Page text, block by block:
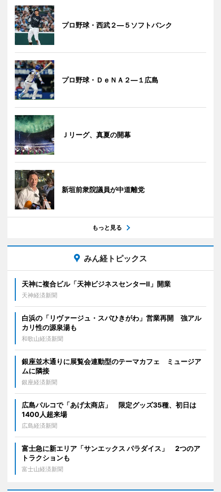
プロ野球・西武２―５ソフトバンク
プロ野球・ＤｅＮＡ２―１広島
Ｊリーグ、真夏の開幕
新垣前衆院議員が中道離党
もっと見る
みん経トピックス
天神に複合ビル「天神ビジネスセンターII」開業
天神経済新聞
白浜の「リヴァージュ・スパひきがわ」営業再開 強アル
カリ性の源泉湯も
和歌山経済新聞
銀座並木通りに展覧会連動型のテーマカフェ ミュージア
ムに隣接
銀座経済新聞
広島パルコで「あげ太商店」 限定グッズ35種、初日は
1400人超来場
広島経済新聞
富士急に新エリア「サンエックス パラダイス」 2つのア
トラクションも
富士山経済新聞